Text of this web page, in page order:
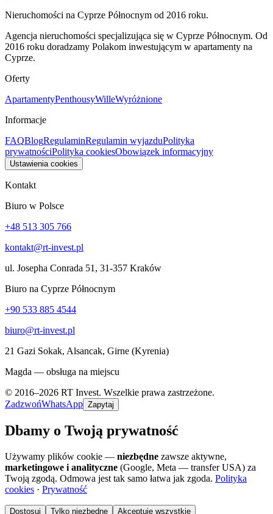
Nieruchomości na Cyprze Północnym od 2016 roku.
Agencja nieruchomości specjalizująca się w Cyprze Północnym. Od
2016 roku doradzamy Polakom inwestującym w apartamenty na
Cyprze.
Oferty
ApartamentyPenthousyWilleWyróżnione
Informacje
FAQBlogRegulaminRegulamin wyjazduPolityka
prywatnościPolityka cookiesObowiązek informacyjny
Ustawienia cookies
Kontakt
Biuro w Polsce
+48 513 305 766
kontakt@rt-invest.pl
ul. Josepha Conrada 51, 31-357 Kraków
Biuro na Cyprze Północnym
+90 533 885 4544
biuro@rt-invest.pl
21 Gazi Sokak, Alsancak, Girne (Kyrenia)
Magda — obsługa na miejscu
© 2016–2026 RT Invest. Wszelkie prawa zastrzeżone.
ZadzwońWhatsApp Zapytaj
Dbamy o Twoją prywatność
Używamy plików cookie — niezbędne zawsze aktywne,
marketingowe i analityczne (Google, Meta — transfer USA) za
Twoją zgodą. Odmowa jest tak samo łatwa jak zgoda. Polityka
cookies · Prywatność
Dostosuj Tylko niezbędne Akceptuję wszystkie